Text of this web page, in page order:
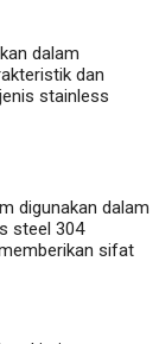
dalam
dan
stainless
digunakan dalam
steel 304
sifat